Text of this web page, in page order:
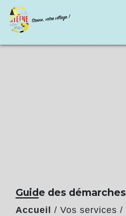
Guide des démarches
Accueil / Vos services /